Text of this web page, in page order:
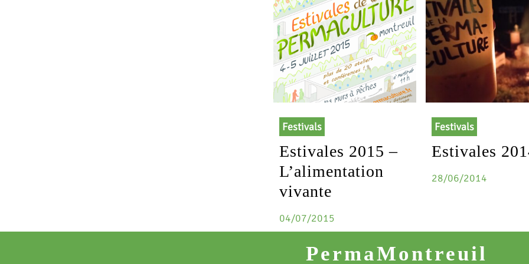
Festivals
Estivales 2015 –
L’alimentation
vivante
04/07/2015
Festivals
Estivales
28/06/2014
PermaMontreuil